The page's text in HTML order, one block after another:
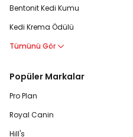
Bentonit Kedi Kumu
Kedi Krema Ödülü
Tümünü Gör
Popüler Markalar
Pro Plan
Royal Canin
Hill's